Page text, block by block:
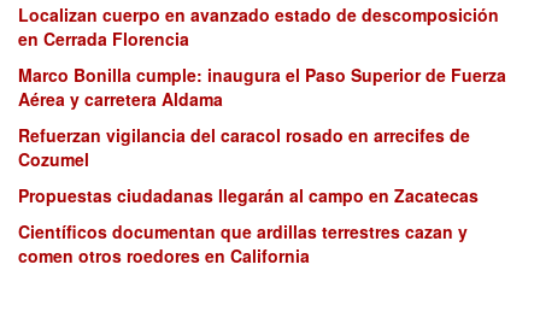
Localizan cuerpo en avanzado estado de descomposición
en Cerrada Florencia
Marco Bonilla cumple: inaugura el Paso Superior de Fuerza
Aérea y carretera Aldama
Refuerzan vigilancia del caracol rosado en arrecifes de
Cozumel
Propuestas ciudadanas llegarán al campo en Zacatecas
Científicos documentan que ardillas terrestres cazan y
comen otros roedores en California